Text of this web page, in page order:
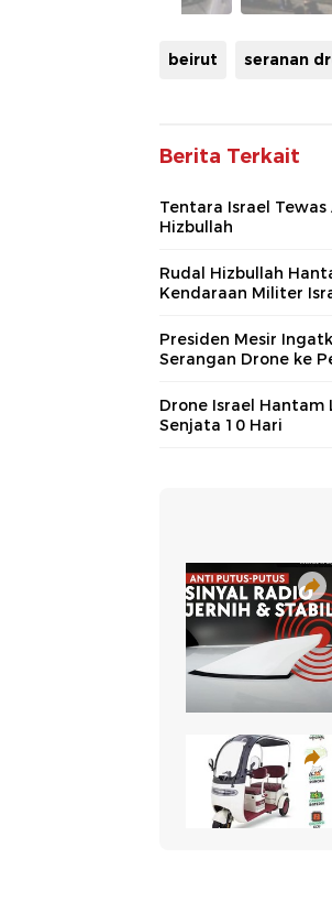
beirut seranan
Berita Terkait
Tentara Israel
Hizbullah
Rudal Hizbullah
Kendaraan Militer
Presiden Mesir
Serangan Drone ke
Drone Israel Hantam
Senjata 10 Hari